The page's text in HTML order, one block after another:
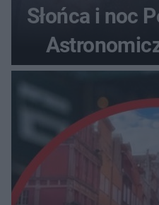
Słońca i noc
zaprasza